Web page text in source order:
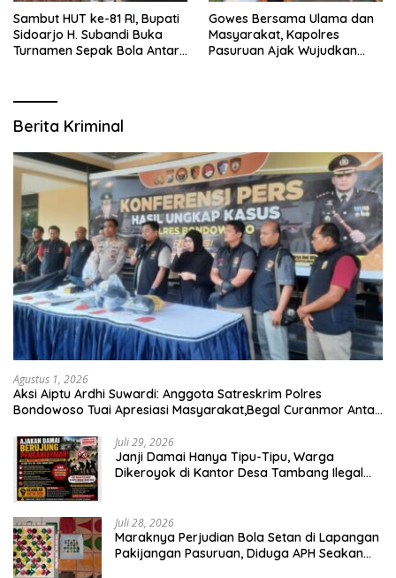
Sambut HUT ke-81 RI, Bupati
Sidoarjo H. Subandi Buka
Turnamen Sepak Bola Antar
Gowes Bersama Ulama dan
Masyarakat, Kapolres
Pasuruan Ajak Wujudkan
Berita Kriminal
Agustus 1, 2026
Aksi Aiptu Ardhi Suwardi: Anggota Satreskrim Polres
Bondowoso Tuai Apresiasi Masyarakat,Begal Curanmor Antar
Juli 29, 2026
Janji Damai Hanya Tipu-Tipu, Warga
Dikeroyok di Kantor Desa Tambang Ilegal
Juli 28, 2026
Maraknya Perjudian Bola Setan di Lapangan
Pakijangan Pasuruan, Diduga APH Seakan